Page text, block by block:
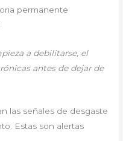
permanente
a debilitarse, el
antes de dejar de
las señales de desgaste
Estas son alertas